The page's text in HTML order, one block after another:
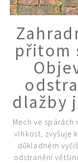
65 Kč
Objednat >
Naše
přitom
dlažby
Mech ve
vlhkost, zvyšuje
důkladném
odstranění